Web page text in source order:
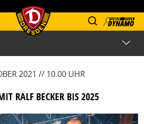
2021 // 10.00 UHR
RALF BECKER BIS 2025